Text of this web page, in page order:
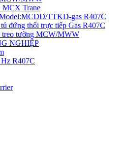
MCX Trane
TTKD-gas R407C
đứng thổi trực tiếp Gas R407C
treo tường MCW/MWW
NGHIỆP
R407C